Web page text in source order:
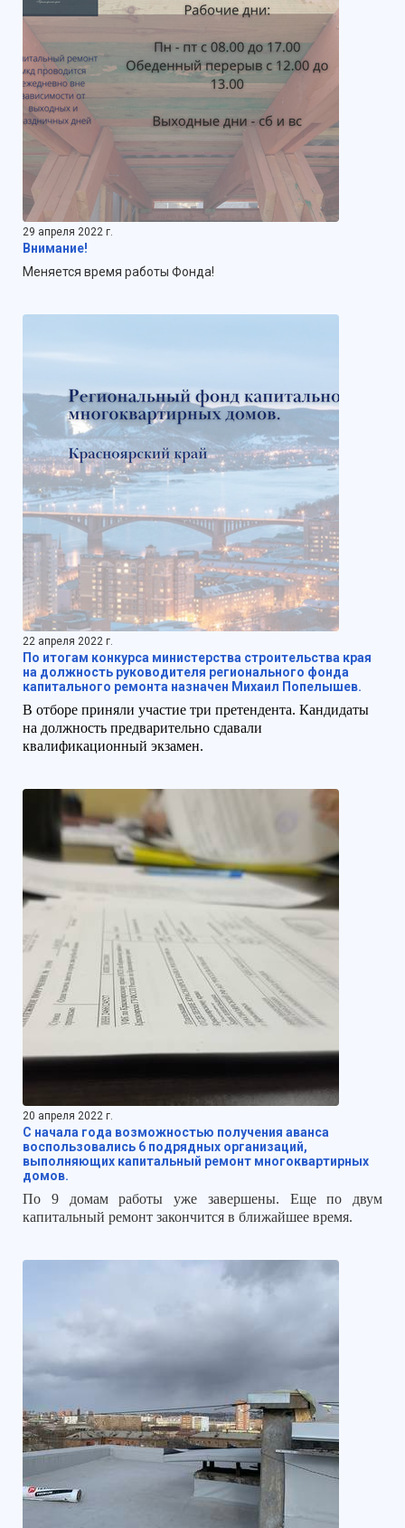
29 апреля 2022 г.
Внимание!
Меняется время работы Фонда!
22 апреля 2022 г.
По итогам конкурса министерства строительства края
на должность руководителя регионального фонда
капитального ремонта назначен Михаил Попелышев.
В отборе приняли участие три претендента. Кандидаты
на должность предварительно сдавали
квалификационный экзамен.
20 апреля 2022 г.
С начала года возможностью получения аванса
воспользовались 6 подрядных организаций,
выполняющих капитальный ремонт многоквартирных
домов.
По 9 домам работы уже завершены. Еще по двум
капитальный ремонт закончится в ближайшее время.